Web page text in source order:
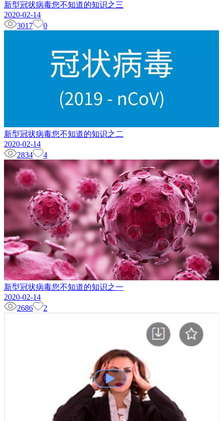
新型冠状病毒您不知道的知识之三
2020-02-14
3017
0
新型冠状病毒您不知道的知识之二
2020-02-14
2834
4
新型冠状病毒您不知道的知识之一
2020-02-14
2686
2